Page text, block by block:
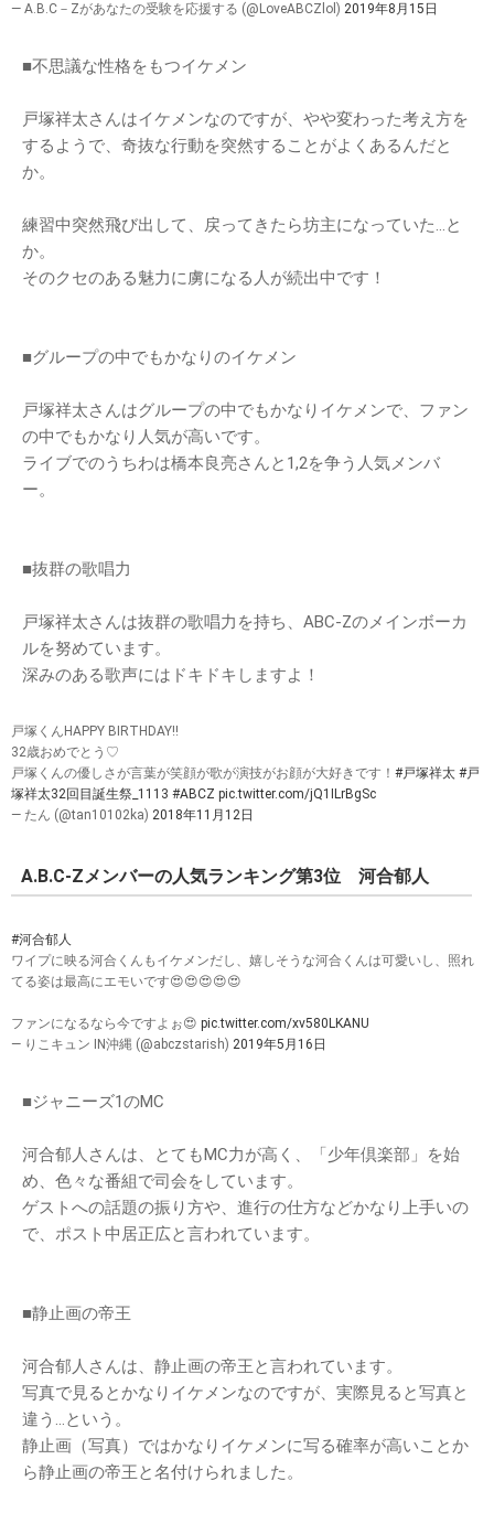
— A.B.C－Zがあなたの受験を応援する (@LoveABCZlol) 2019年8月15日
■不思議な性格をもつイケメン
戸塚祥太さんはイケメンなのですが、やや変わった考え方を
するようで、奇抜な行動を突然することがよくあるんだと
か。
練習中突然飛び出して、戻ってきたら坊主になっていた…と
か。
そのクセのある魅力に虜になる人が続出中です！
■グループの中でもかなりのイケメン
戸塚祥太さんはグループの中でもかなりイケメンで、ファン
の中でもかなり人気が高いです。
ライブでのうちわは橋本良亮さんと1,2を争う人気メンバ
ー。
■抜群の歌唱力
戸塚祥太さんは抜群の歌唱力を持ち、ABC-Zのメインボーカ
ルを努めています。
深みのある歌声にはドキドキしますよ！
戸塚くんHAPPY BIRTHDAY!!
32歳おめでとう♡
戸塚くんの優しさが言葉が笑顔が歌が演技がお顔が大好きです！ #戸塚祥太 #戸
塚祥太32回目誕生祭_1113 #ABCZ pic.twitter.com/jQ1ILrBgSc
— たん (@tan10102ka) 2018年11月12日
A.B.C-Zメンバーの人気ランキング第3位 河合郁人
#河合郁人
ワイプに映る河合くんもイケメンだし、嬉しそうな河合くんは可愛いし、照れ
てる姿は最高にエモいです😍😍😍😍😍
ファンになるなら今ですよぉ😍 pic.twitter.com/xv580LKANU
— りこキュン IN沖縄 (@abczstarish) 2019年5月16日
■ジャニーズ1のMC
河合郁人さんは、とてもMC力が高く、「少年倶楽部」を始
め、色々な番組で司会をしています。
ゲストへの話題の振り方や、進行の仕方などかなり上手いの
で、ポスト中居正広と言われています。
■静止画の帝王
河合郁人さんは、静止画の帝王と言われています。
写真で見るとかなりイケメンなのですが、実際見ると写真と
違う…という。
静止画（写真）ではかなりイケメンに写る確率が高いことか
ら静止画の帝王と名付けられました。